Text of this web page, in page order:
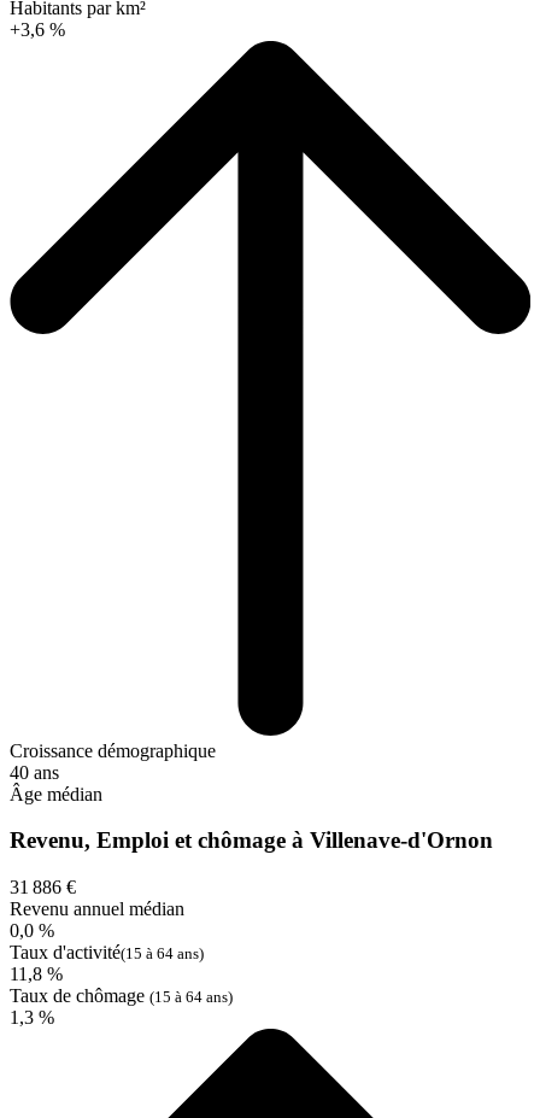
Habitants par km²
+3,6 %
Croissance démographique
40 ans
Âge médian
Revenu, Emploi et chômage à Villenave-d'Ornon
31 886 €
Revenu annuel médian
0,0 %
Taux d'activité(15 à 64 ans)
11,8 %
Taux de chômage (15 à 64 ans)
1,3 %